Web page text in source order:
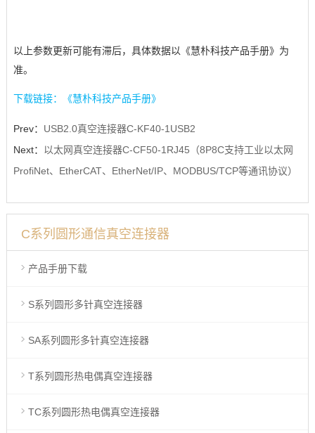
以上参数更新可能有滞后，具体数据以《慧朴科技产品手册》为
准。
下载链接：《慧朴科技产品手册》
Prev： USB2.0真空连接器C-KF40-1USB2
Next：
以太网真空连接器C-CF50-1RJ45（8P8C支持工业以太网
ProfiNet、EtherCAT、EtherNet/IP、MODBUS/TCP等通讯协议）
C系列圆形通信真空连接器
产品手册下载
S系列圆形多针真空连接器
SA系列圆形多针真空连接器
T系列圆形热电偶真空连接器
TC系列圆形热电偶真空连接器